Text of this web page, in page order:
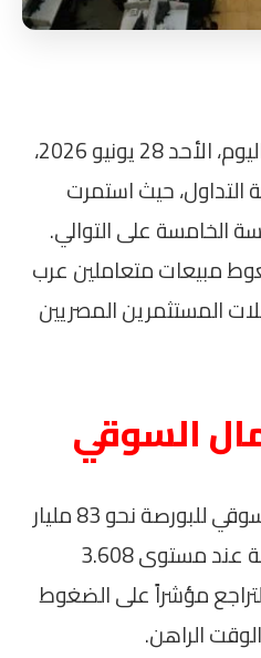
شهدت البورصة المصرية اليوم، الأحد 28 يونيو 2026،
حيث استمرت
الخامسة على التوالي.
مبيعات متعاملين عرب
المستثمرين المصريين
السوقي
بلغت خسائر رأس المال السوقي للبورصة نحو 83 مليار
جنيه، ليغلق إجمالي القيمة عند مستوى 3.608
مؤشراً على الضغوط
الراهن.